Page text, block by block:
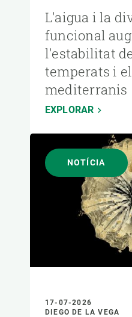
L'aigua i la
funcional
l'estabilitat
temperats i
mediterranis
EXPLORAR
NOTÍCIA
17-07-2026
DIEGO DE LA VEGA